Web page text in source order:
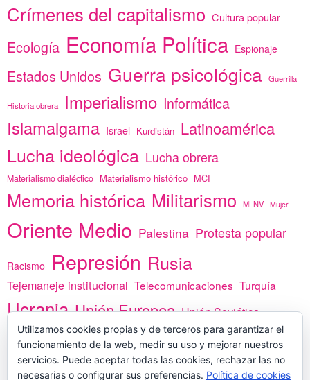
Crímenes del capitalismo Cultura popular
Ecología Economía Política Espionaje
Estados Unidos Guerra psicológica Guerrilla
Historia obrera Imperialismo Informática
Islamalgama Israel Kurdistán Latinoamérica
Lucha ideológica Lucha obrera
Materialismo dialéctico Materialismo histórico MCI
Memoria histórica Militarismo MLNV Mujer
Oriente Medio Palestina Protesta popular
Racismo Represión Rusia
Tejemaneje institucional Telecomunicaciones Turquía
Ucrania Unión Europea Unión Soviética
vacunas Yemen África
PREGÚNTANOS
Utilizamos cookies propias y de terceros para garantizar el
funcionamiento de la web, medir su uso y mejorar nuestros
servicios. Puede aceptar todas las cookies, rechazar las no
necesarias o configurar sus preferencias. Política de cookies